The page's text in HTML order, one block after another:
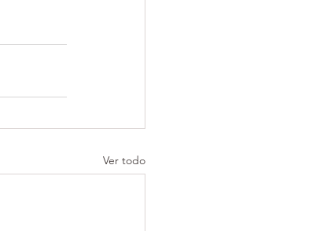
Ver todo